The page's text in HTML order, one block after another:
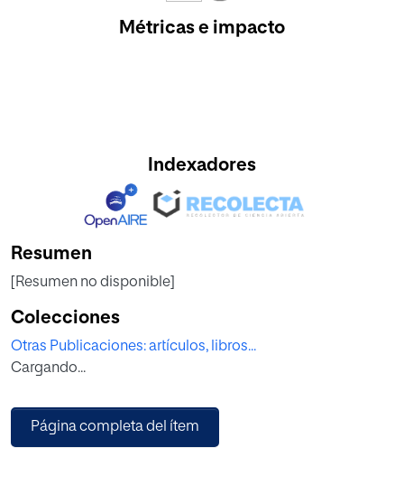
Métricas e impacto
Indexadores
Resumen
[Resumen no disponible]
Colecciones
Otras Publicaciones: artículos, libros...
Cargando...
Página completa del ítem